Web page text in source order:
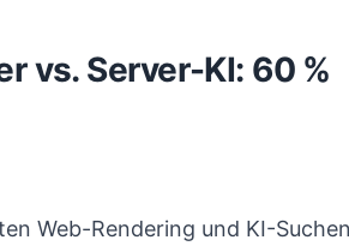
vs. Server-KI: 60 %
Web-Rendering und KI-